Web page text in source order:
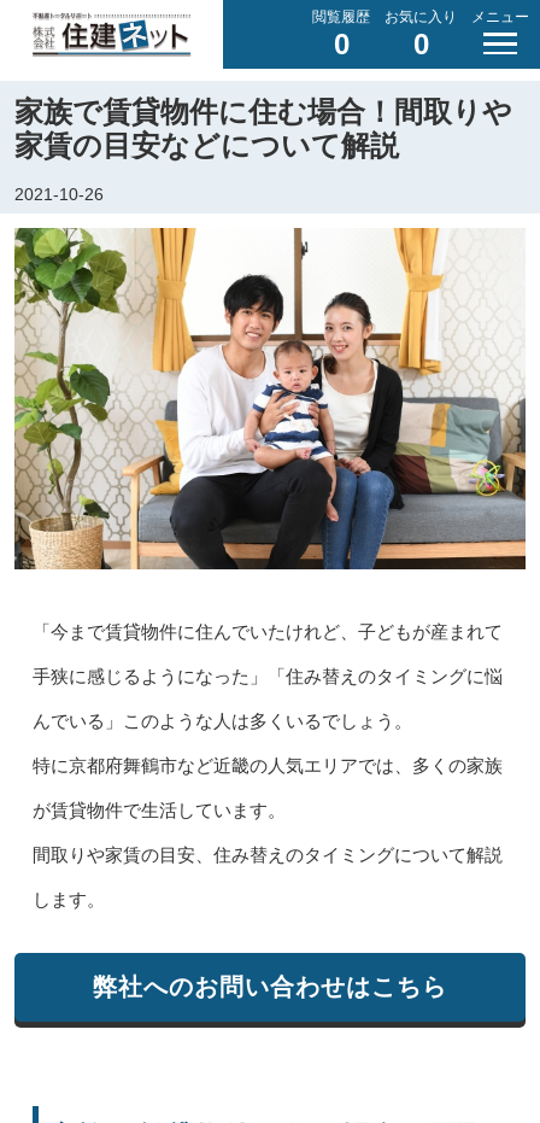
閲覧履歴
0
お気に入り
0
メニュー
家族で賃貸物件に住む場合！間取りや
家賃の目安などについて解説
2021-10-26
「今まで賃貸物件に住んでいたけれど、子どもが産まれて
手狭に感じるようになった」「住み替えのタイミングに悩
んでいる」このような人は多くいるでしょう。
特に京都府舞鶴市など近畿の人気エリアでは、多くの家族
が賃貸物件で生活しています。
間取りや家賃の目安、住み替えのタイミングについて解説
します。
弊社へのお問い合わせはこちら